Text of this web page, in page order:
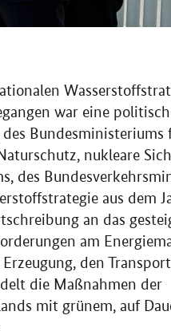
war eine
des
nukleare
des
aus dem
an das
am
den
die Maßnahmen der
mit grünem, auf